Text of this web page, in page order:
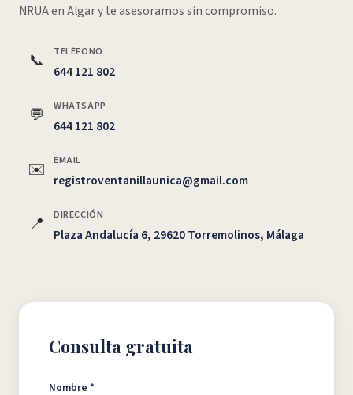
NRUA en Algar y te asesoramos sin compromiso.
📞 TELÉFONO
644 121 802
💬 WHATSAPP
644 121 802
✉️ EMAIL
registroventanillaunica@gmail.com
📍 DIRECCIÓN
Plaza Andalucía 6, 29620 Torremolinos, Málaga
Consulta gratuita
Nombre *